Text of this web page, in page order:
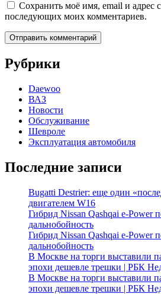
Сохранить моё имя, email и адрес
последующих моих комментариев.
Рубрики
Daewoo
ВАЗ
Новости
Обслуживание
Шевроле
Эксплуатация автомобиля
Последние записи
Bugatti Destrier: еще один
двигателем W16
Гибрид Nissan Qashqai e-Power
дальнобойность
Гибрид Nissan Qashqai e-Power
дальнобойность
В Москве на торги выставили
эпохи дешевле трешки | РБК
В Москве на торги выставили
эпохи дешевле трешки | РБК